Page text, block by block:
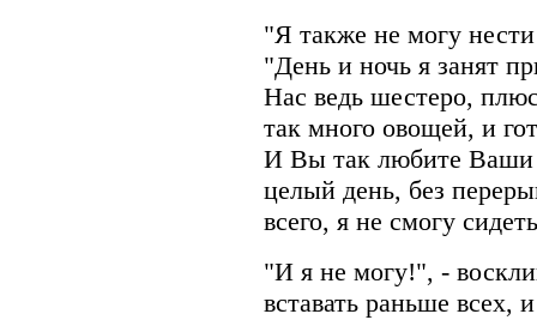
"Я также не могу
"День и ночь я занят
Нас ведь шестеро,
так много овощей, и
И Вы так любите Ваши
целый день, без
всего, я не смогу
"И я не могу!", -
вставать раньше всех,